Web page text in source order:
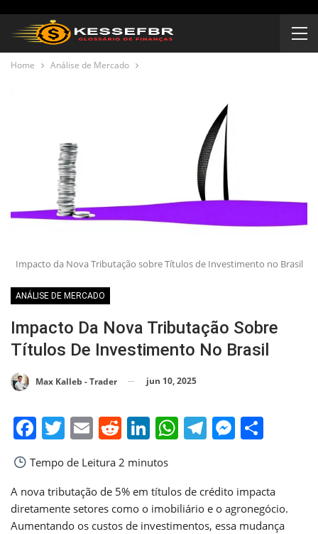
Home Análise de Mercado
Impacto da Nova Tributação sobre Títulos de Investimento no Brasil
ANÁLISE DE MERCADO
Impacto Da Nova Tributação Sobre
Títulos De Investimento No Brasil
Max Kalleb - Trader jun 10, 2025
Facebook
Twitter
EmailReddit
LinkedIn
WhatsApp
Telegram
Tempo de Leitura 2 minutos
A nova tributação de 5% em títulos de crédito impacta
diretamente setores como o imobiliário e o agronegócio.
Aumentando os custos de investimentos, essa mudança